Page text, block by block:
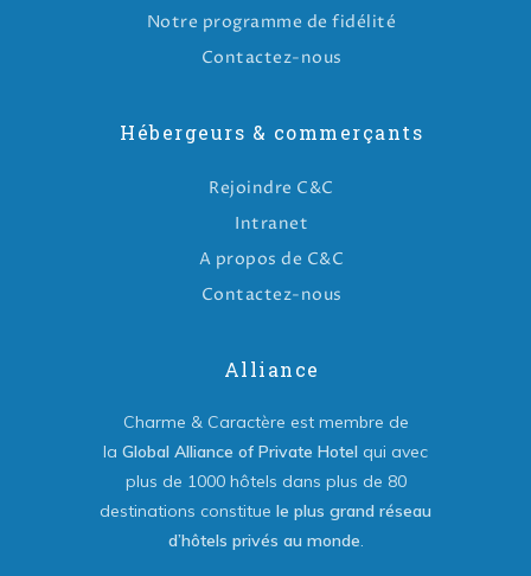
Notre programme de fidélité
Contactez-nous
Hébergeurs & commerçants
Rejoindre C&C
Intranet
A propos de C&C
Contactez-nous
Alliance
Charme & Caractère est membre de
la Global Alliance of Private Hotel qui avec
plus de 1000 hôtels dans plus de 80
destinations constitue le plus grand réseau
d’hôtels privés au monde.